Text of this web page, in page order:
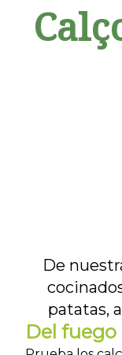
De
patatas,
Del